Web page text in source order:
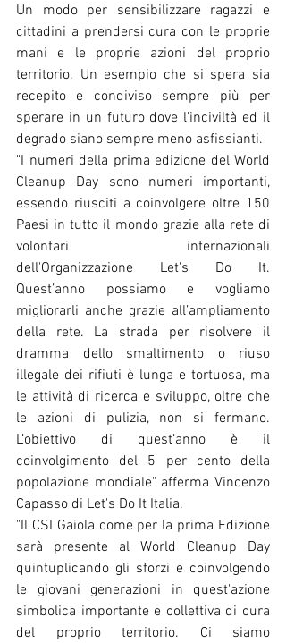
Un modo per sensibilizzare ragazzi e
cittadini a prendersi cura con le proprie
mani e le proprie azioni del proprio
territorio. Un esempio che si spera sia
recepito e condiviso sempre più per
sperare in un futuro dove l'inciviltà ed il
degrado siano sempre meno asfissianti.
"I numeri della prima edizione del World
Cleanup Day sono numeri importanti,
essendo riusciti a coinvolgere oltre 150
Paesi in tutto il mondo grazie alla rete di
volontari internazionali
dell'Organizzazione Let's Do It.
Quest’anno possiamo e vogliamo
migliorarli anche grazie all’ampliamento
della rete. La strada per risolvere il
dramma dello smaltimento o riuso
illegale dei rifiuti è lunga e tortuosa, ma
le attività di ricerca e sviluppo, oltre che
le azioni di pulizia, non si fermano.
L’obiettivo di quest’anno è il
coinvolgimento del 5 per cento della
popolazione mondiale" afferma Vincenzo
Capasso di Let's Do It Italia.
"Il CSI Gaiola come per la prima Edizione
sarà presente al World Cleanup Day
quintuplicando gli sforzi e coinvolgendo
le giovani generazioni in quest'azione
simbolica importante e collettiva di cura
del proprio territorio. Ci siamo